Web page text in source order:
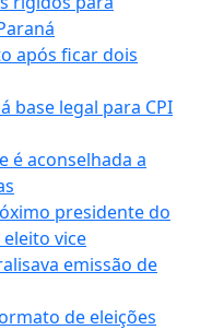
após ficar dois
base legal para CPI
é aconselhada a
presidente do
eleito vice
emissão de
de eleições